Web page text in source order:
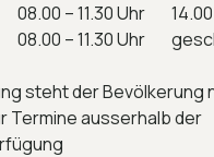
08.00 – 11.30 Uhr
08.00 – 11.30 Uhr
steht der Bevölkerung
Termine ausserhalb der